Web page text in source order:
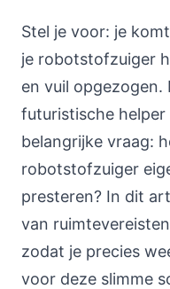
Stel je voor: je
je robotstofzuiger
en vuil
futuristische helper
belangrijke vraag:
robotstofzuiger
presteren? In dit
van
zodat je precies
voor deze slimme